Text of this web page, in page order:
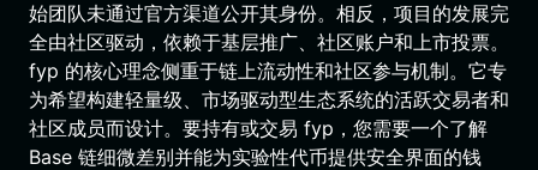
始团队未通过官方渠道公开其身份。相反，项目的发展完
全由社区驱动，依赖于基层推广、社区账户和上市投票。
fyp 的核心理念侧重于链上流动性和社区参与机制。它专
为希望构建轻量级、市场驱动型生态系统的活跃交易者和
社区成员而设计。要持有或交易 fyp，您需要一个了解
Base 链细微差别并能为实验性代币提供安全界面的钱